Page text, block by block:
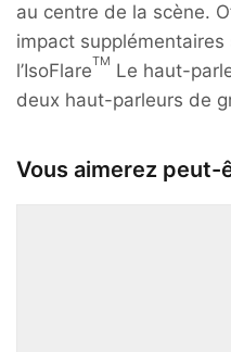
au centre de la scène.
impact
l’IsoFlareTM Le haut-
deux haut-parleurs de
Vous aimerez peut-